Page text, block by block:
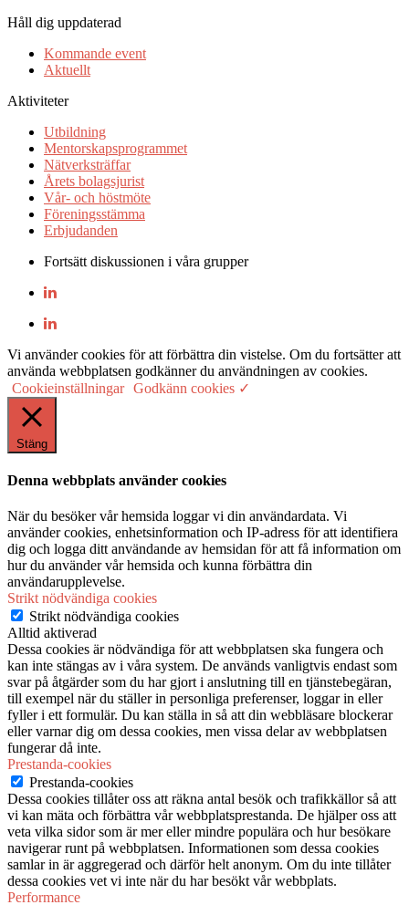
Håll dig uppdaterad
Kommande event
Aktuellt
Aktiviteter
Utbildning
Mentorskapsprogrammet
Nätverksträffar
Årets bolagsjurist
Vår- och höstmöte
Föreningsstämma
Erbjudanden
Fortsätt diskussionen i våra grupper
Vi använder cookies för att förbättra din vistelse. Om du fortsätter att
använda webbplatsen godkänner du användningen av cookies.
Cookieinställningar Godkänn cookies ✓
Stäng
Denna webbplats använder cookies
När du besöker vår hemsida loggar vi din användardata. Vi
använder cookies, enhetsinformation och IP-adress för att identifiera
dig och logga ditt användande av hemsidan för att få information om
hur du använder vår hemsida och kunna förbättra din
användarupplevelse.
Strikt nödvändiga cookies
Strikt nödvändiga cookies
Alltid aktiverad
Dessa cookies är nödvändiga för att webbplatsen ska fungera och
kan inte stängas av i våra system. De används vanligtvis endast som
svar på åtgärder som du har gjort i anslutning till en tjänstebegäran,
till exempel när du ställer in personliga preferenser, loggar in eller
fyller i ett formulär. Du kan ställa in så att din webbläsare blockerar
eller varnar dig om dessa cookies, men vissa delar av webbplatsen
fungerar då inte.
Prestanda-cookies
Prestanda-cookies
Dessa cookies tillåter oss att räkna antal besök och trafikkällor så att
vi kan mäta och förbättra vår webbplatsprestanda. De hjälper oss att
veta vilka sidor som är mer eller mindre populära och hur besökare
navigerar runt på webbplatsen. Informationen som dessa cookies
samlar in är aggregerad och därför helt anonym. Om du inte tillåter
dessa cookies vet vi inte när du har besökt vår webbplats.
Performance